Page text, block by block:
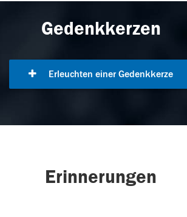
Gedenkkerzen
Erleuchten einer Gedenkkerze
Erinnerungen